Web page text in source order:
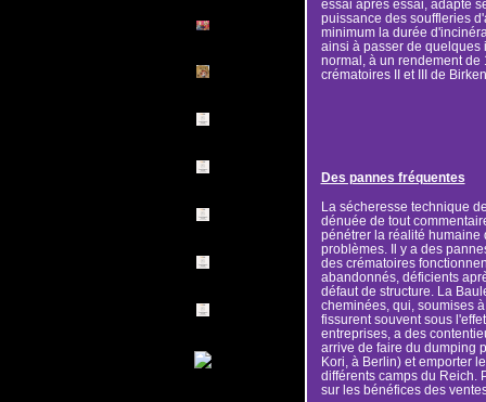
essai après essai, adapte
puissance des souffleries
minimum la durée
ainsi à passer de quelques
normal, à un rendement de
crématoires II et III de
Des pannes fréquentes
La sécheresse technique
dénuée de tout
pénétrer la réalité humaine
problèmes. Il y a des
des crématoires
abandonnés, déficients
défaut de structure. La
cheminées, qui, soumises
fissurent souvent sous
entreprises, a des
arrive de faire du dumping
Kori, à Berlin) et emporter
différents camps du Reich.
sur les bénéfices des